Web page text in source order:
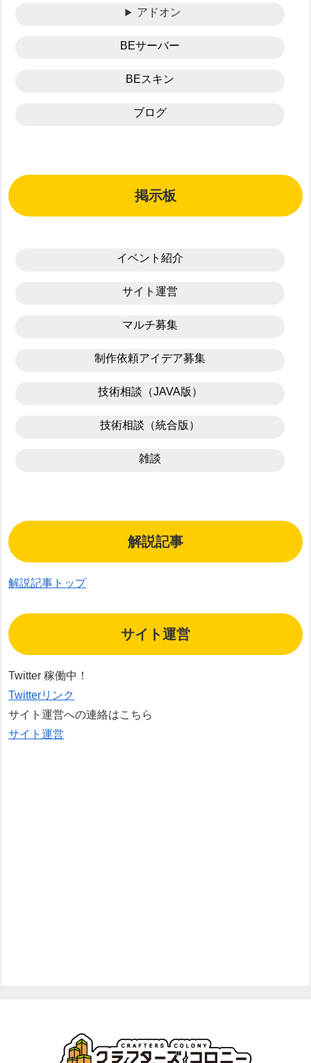
アドオン
BEサーバー
BEスキン
ブログ
掲示板
イベント紹介
サイト運営
マルチ募集
制作依頼アイデア募集
技術相談（JAVA版）
技術相談（統合版）
雑談
解説記事
解説記事トップ
サイト運営
Twitter 稼働中！
Twitterリンク
サイト運営への連絡はこちら
サイト運営